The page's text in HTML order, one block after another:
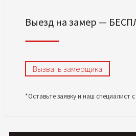
Выезд на замер —
Вызвать замерщика
*Оставьте заявку и наш специалист